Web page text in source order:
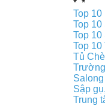
* *
Top
Top 10
Top 10
Top
Tủ
Sập
Trung